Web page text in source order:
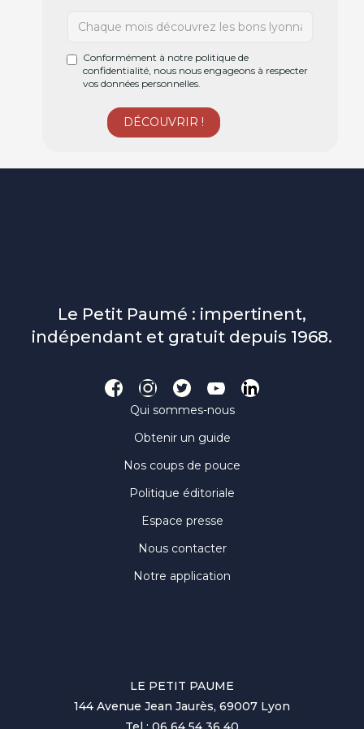
Conformément à notre politique de
confidentialité, nous nous engageons à respecter
vos données personnelles.
Le Petit Paumé : impertinent,
indépendant et gratuit depuis 1968.
Qui sommes-nous
Obtenir un guide
Nos coups de pouce
Politique éditoriale
Espace presse
Nous contacter
Notre application
LE PETIT PAUME
144 Avenue Jean Jaurès, 69007 Lyon